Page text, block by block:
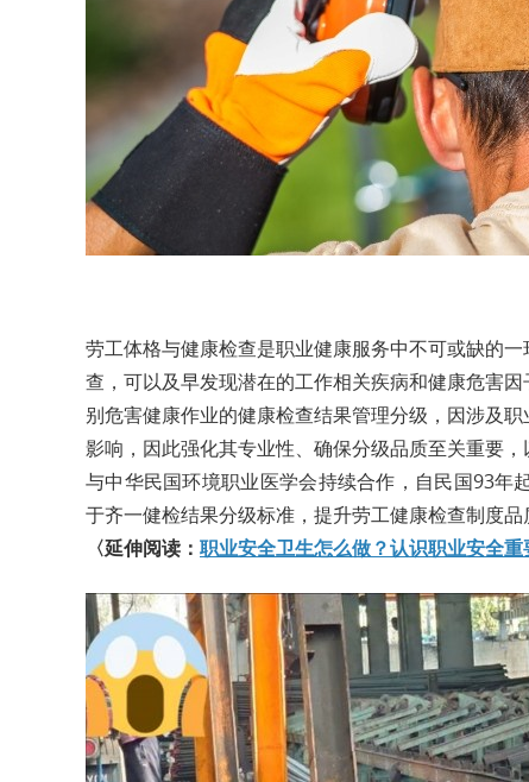
劳工体格与健康检查是职业健康服务中不可或缺的
查，可以及早发现潜在的工作相关疾病和健康危害
别危害健康作业的健康检查结果管理分级，因涉及
影响，因此强化其专业性、确保分级品质至关重要
与中华民国环境职业医学会持续合作，自民国93年
于齐一健检结果分级标准，提升劳工健康检查制度品
〈延伸阅读： 职业安全卫生怎么做？认识职业安全重